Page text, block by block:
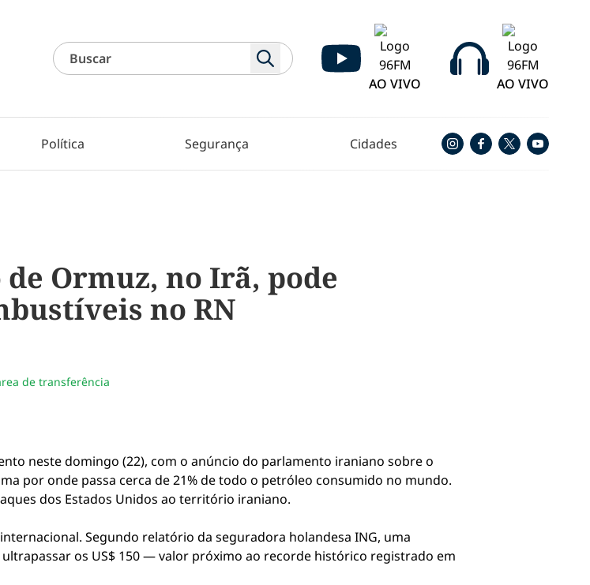
AO VIVO
AO VIVO
Política Segurança Cidades
Ormuz, no Irã, pode
no RN
de transferência
neste domingo (22), com o anúncio do parlamento iraniano sobre o
por onde passa cerca de 21% de todo o petróleo consumido no mundo.
dos Estados Unidos ao território iraniano.
Segundo relatório da seguradora holandesa ING, uma
os US$ 150 — valor próximo ao recorde histórico registrado em